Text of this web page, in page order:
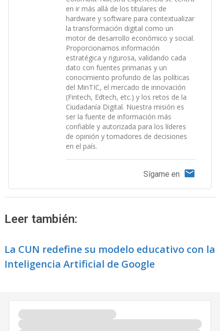
en ir más allá de los titulares de
hardware y software para contextualizar
la transformación digital como un
motor de desarrollo económico y social.
Proporcionamos información
estratégica y rigurosa, validando cada
dato con fuentes primarias y un
conocimiento profundo de las políticas
del MinTIC, el mercado de innovación
(Fintech, Edtech, etc.) y los retos de la
Ciudadanía Digital. Nuestra misión es
ser la fuente de información más
confiable y autorizada para los líderes
de opinión y tomadores de decisiones
en el país.
Sígame en
Leer también:
La CUN redefine su modelo educativo con la
Inteligencia Artificial de Google